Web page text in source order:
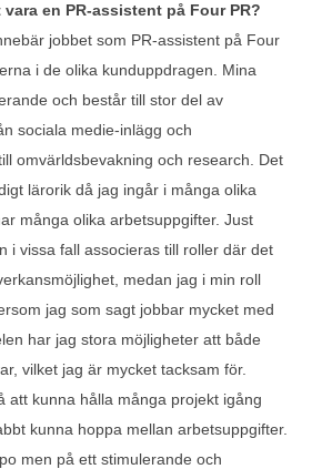
en PR-assistent på Four PR?
jobbet som PR-assistent på Four
i de olika kunduppdragen. Mina
och består till stor del av
sociala medie-inlägg och
omvärldsbevakning och research. Det
lärorik då jag ingår i många olika
många olika arbetsuppgifter. Just
i vissa fall associeras till roller där det
medan jag i min roll
jag som sagt jobbar mycket med
har jag stora möjligheter att både
vilket jag är mycket tacksam för.
att kunna hålla många projekt igång
kunna hoppa mellan arbetsuppgifter.
men på ett stimulerande och